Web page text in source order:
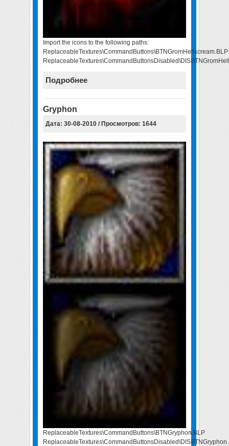
Import the icons to the following paths:
ReplaceableTextures\CommandButtons\BTNGromHellscream.BLP
Подробнее
Gryphon
Дата: 30-08-2010 / Просмотров: 1644
ReplaceableTextures\CommandButtons\BTNGryphon.BLP